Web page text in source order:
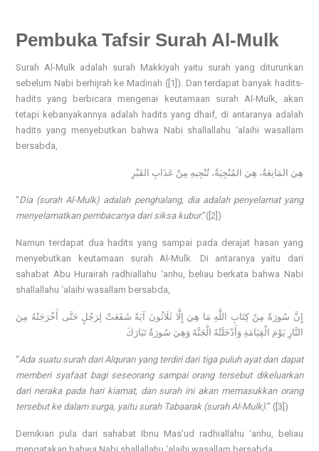
Pembuka Tafsir Surah Al-Mulk
Surah Al-Mulk adalah surah Makkiyah yaitu surah yang diturunkan
sebelum Nabi berhijrah ke Madinah ([1]). Dan terdapat banyak hadits-
hadits yang berbicara mengenai keutamaan surah Al-Mulk, akan
tetapi kebanyakannya adalah hadits yang dhaif, di antaranya adalah
hadits yang menyebutkan bahwa Nabi shallallahu ‘alaihi wasallam
bersabda,
هِيَ المَانِعَةُ، هِيَ المُنْجِيَةُ، تُنْجِيهِ مِنْ عَذَابِ القَبْرِ
“Dia (surah Al-Mulk) adalah penghalang, dia adalah penyelamat yang
menyelamatkan pembacanya dari siksa kubur.”([2])
Namun terdapat dua hadits yang sampai pada derajat hasan yang
menyebutkan keutamaan surah Al-Mulk. Di antaranya yaitu dari
sahabat Abu Hurairah radhiallahu ‘anhu, beliau berkata bahwa Nabi
shallallahu ‘alaihi wasallam bersabda,
إِنَّ سُورَةً مِنْ كِتَابِ اللَّهِ مَا هِيَ إِلَّا ثَلَاثُونَ آيَةً شَفَعَتْ لِرَجُلٍ حَتَّى أَخْرَجَتْهُ مِنَ
النَّارِ يَوْمَ الْقِيَامَةِ وَأَدْخَلَتْهُ الْجَنَّةَ وَهِيَ سُورَةُ تَبَارَكَ
“Ada suatu surah dari Alquran yang terdiri dari tiga puluh ayat dan dapat
memberi syafaat bagi seseorang sampai orang tersebut dikeluarkan
dari neraka pada hari kiamat, dan surah ini akan memasukkan orang
tersebut ke dalam surga, yaitu surah Tabaarak (surah Al-Mulk).” ([3])
Demikian pula dari sahabat Ibnu Mas’ud radhiallahu ‘anhu, beliau